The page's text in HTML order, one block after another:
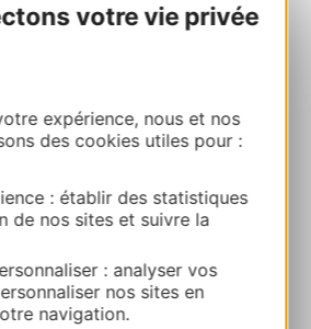
votre vie privée
expérience, nous et nos
des cookies utiles pour :
: établir des statistiques
de nos sites et suivre la
: analyser vos
nos sites en
navigation.
de Cantoin- La Cistro
route